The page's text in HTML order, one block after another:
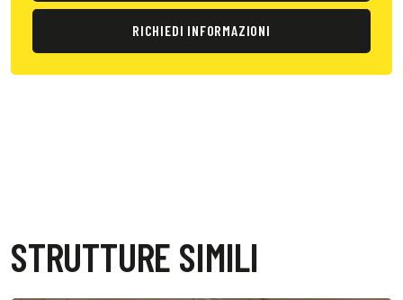
RICHIEDI INFORMAZIONI
STRUTTURE SIMILI